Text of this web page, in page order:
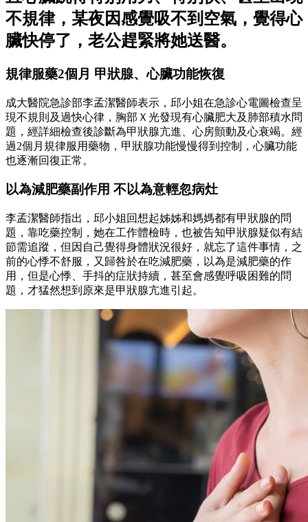
不規律，某夜因感覺吸不到空氣，覺得心
臟快停了，老公趕緊將她送醫。
規律服藥2個月 甲狀腺、心臟功能恢復
成大醫院急診部李孟潔醫師表示，邱小姐在急診心電圖檢查呈
現不規則及過快心律，胸部Ｘ光發現有心臟肥大及肺部積水問
題，經詳細檢查後診斷為甲狀腺亢進、心房顫動及心衰竭。經
過2個月規律服用藥物，甲狀腺功能慢慢得到控制，心臟功能
也逐漸回復正常。
以為減肥藥副作用 不以為意輕忽病灶
李孟潔醫師指出，邱小姐回想起姊姊和媽媽都有甲狀腺的問
題，靠吃藥控制，她在工作體檢時，也被告知甲狀腺疑似有結
節需追蹤，但因自己覺得身體狀況很好，就忘了這件事情，之
前的心悸不舒服，又歸咎於在吃減肥藥，以為是減肥藥的作
用，但是心悸、手抖的症狀持續，甚至會感覺呼吸困難的問
題，才猛然想到原來是甲狀腺亢進引起。